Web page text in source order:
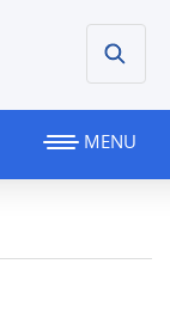
MENU